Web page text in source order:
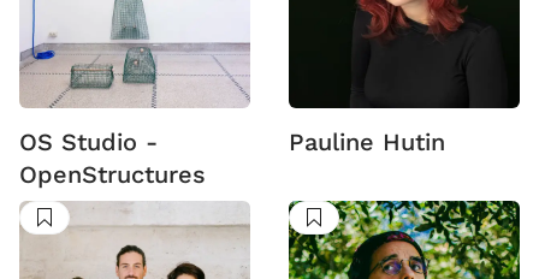
OS Studio -
OpenStructures
Pauline Hutin
Suivre Suivre